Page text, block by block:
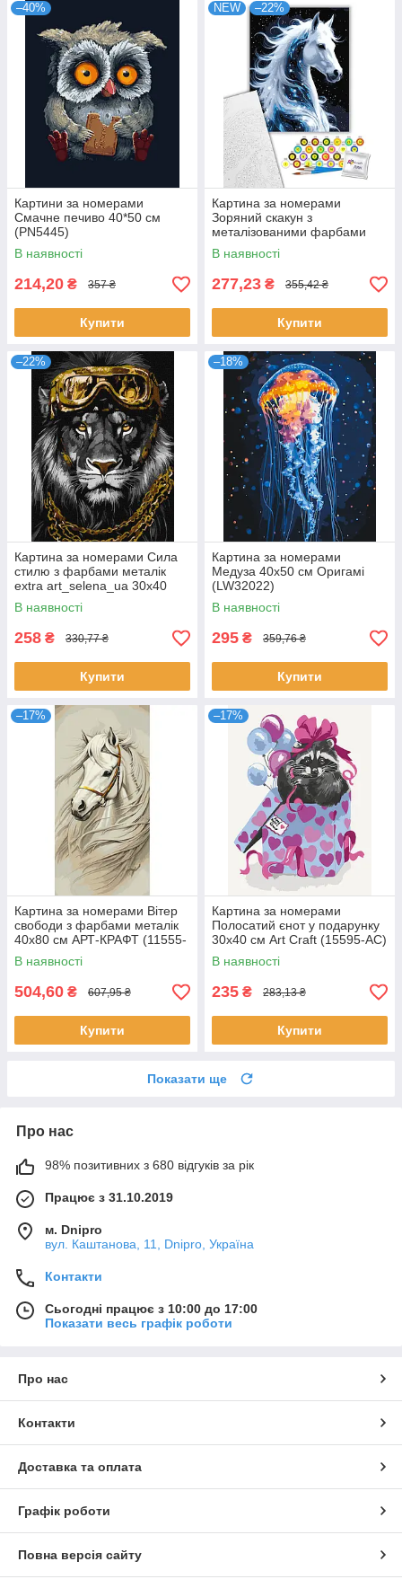
–40%
Картини за номерами
Смачне печиво 40*50 см
(PN5445)
В наявності
214,20 ₴ 357 ₴
Купити
NEW –22%
Картина за номерами
Зоряний скакун з
металізованими фарбами
40х50 см Art Craft (11736-AC)
В наявності
277,23 ₴ 355,42 ₴
Купити
–22%
Картина за номерами Сила
стилю з фарбами металік
extra art_selena_ua 30х40
Ідейка (KHO6669)
В наявності
258 ₴ 330,77 ₴
Купити
–18%
Картина за номерами
Медуза 40x50 см Оригамі
(LW32022)
В наявності
295 ₴ 359,76 ₴
Купити
–17%
Картина за номерами Вітер
свободи з фарбами металік
40х80 см АРТ-КРАФТ (11555-
AC)
В наявності
504,60 ₴ 607,95 ₴
Купити
–17%
Картина за номерами
Полосатий єнот у подарунку
30х40 см Art Craft (15595-AC)
В наявності
235 ₴ 283,13 ₴
Купити
Показати ще
Про нас
98% позитивних з 680 відгуків за рік
Працює з 31.10.2019
м. Dnipro
вул. Каштанова, 11, Dnipro, Україна
Контакти
Сьогодні працює з 10:00 до 17:00
Показати весь графік роботи
Про нас
Контакти
Доставка та оплата
Графік роботи
Повна версія сайту